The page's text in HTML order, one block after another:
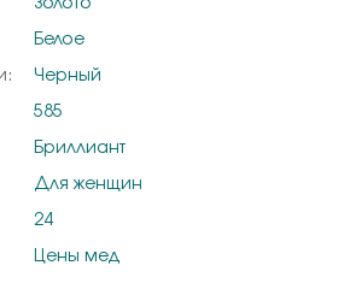
Золото
Белое
Черный
585
Бриллиант
Для женщин
24
Цены мед